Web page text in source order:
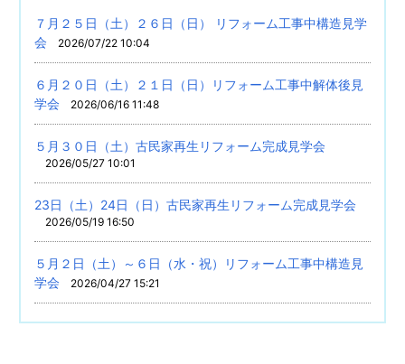
７月２５日（土）２６日（日） リフォーム工事中構造見学
会
2026/07/22 10:04
６月２０日（土）２１日（日）リフォーム工事中解体後見
学会
2026/06/16 11:48
５月３０日（土）古民家再生リフォーム完成見学会
2026/05/27 10:01
23日（土）24日（日）古民家再生リフォーム完成見学会
2026/05/19 16:50
５月２日（土）～６日（水・祝）リフォーム工事中構造見
学会
2026/04/27 15:21